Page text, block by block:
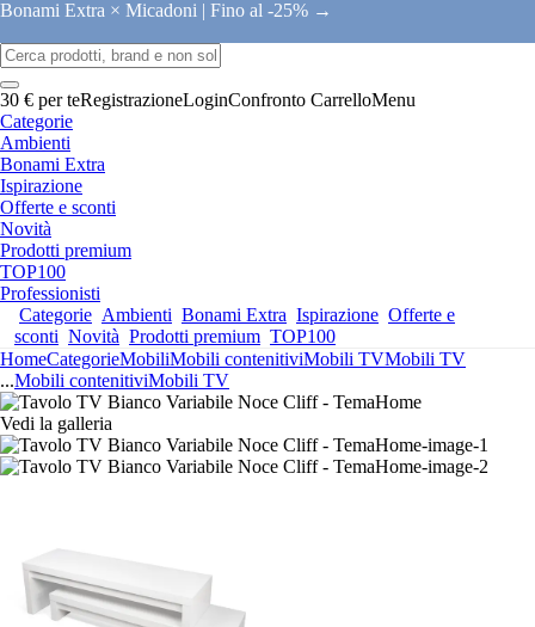
Bonami Extra × Micadoni | Fino al -25% →
30 € per teRegistrazioneLoginConfronto CarrelloMenu
Categorie
Ambienti
Bonami Extra
Ispirazione
Offerte e sconti
Novità
Prodotti premium
TOP100
Professionisti
Categorie Ambienti Bonami Extra Ispirazione Offerte e
sconti Novità Prodotti premium TOP100
HomeCategorieMobiliMobili contenitiviMobili TVMobili TV
...Mobili contenitiviMobili TV
Vedi la galleria